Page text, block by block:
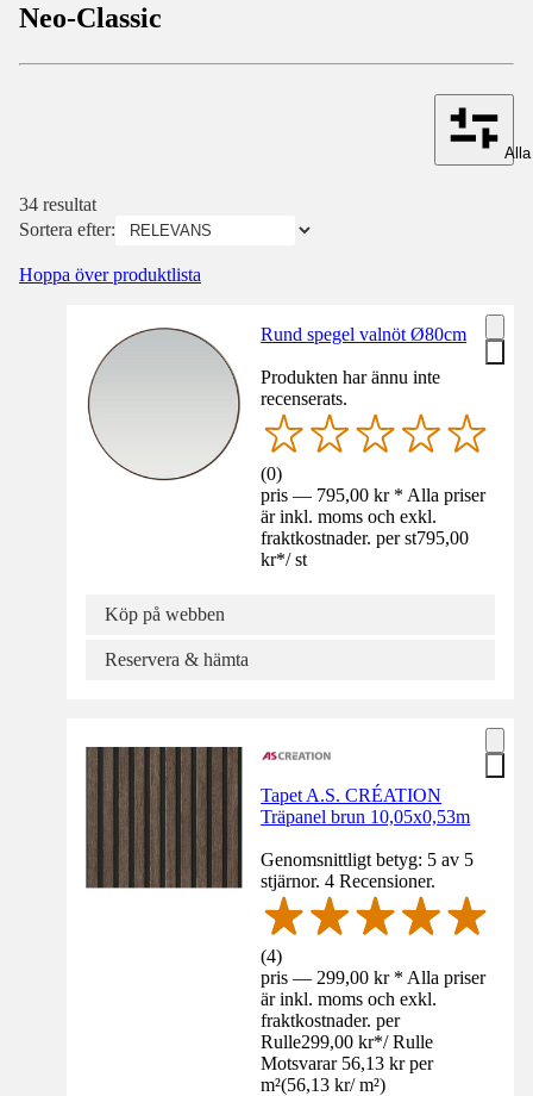
Neo-Classic
34 resultat
Sortera efter:
Hoppa över produktlista
Rund spegel valnöt Ø80cm
Produkten har ännu inte
recenserats.
(0)
pris — 795,00 kr * Alla priser
är inkl. moms och exkl.
fraktkostnader. per st795,00
kr*/ st
Köp på webben
Reservera & hämta
Tapet A.S. CRÉATION
Träpanel brun 10,05x0,53m
Genomsnittligt betyg: 5 av 5
stjärnor. 4 Recensioner.
(4)
pris — 299,00 kr * Alla priser
är inkl. moms och exkl.
fraktkostnader. per
Rulle299,00 kr*/ Rulle
Motsvarar 56,13 kr per
m²(56,13 kr/ m²)